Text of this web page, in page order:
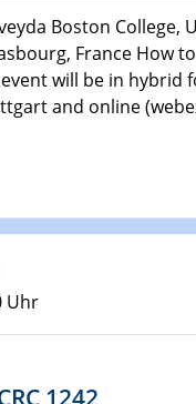
Besetzung W3-
– Technisch-
Besetzung W3-
– Technisch-
Seminar Series on
Boston College,
France How to
will be in hybrid
and online
Uhr
1242